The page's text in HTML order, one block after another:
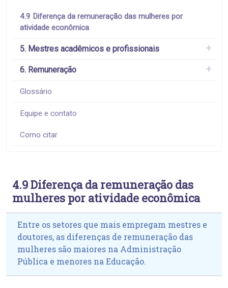
4.9 Diferença da remuneração das mulheres por
atividade econômica
5. Mestres acadêmicos e profissionais
6. Remuneração
Glossário
Equipe e contato
Como citar
4.9 Diferença da remuneração das
mulheres por atividade econômica
Entre os setores que mais empregam mestres e
doutores, as diferenças de remuneração das
mulheres são maiores na Administração
Pública e menores na Educação.